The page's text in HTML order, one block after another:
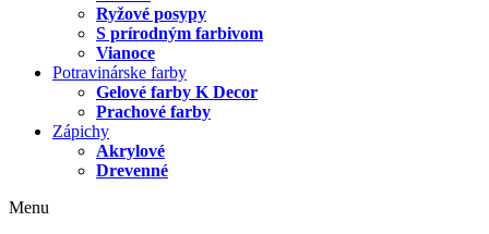
Ryžové posypy
S prírodným farbivom
Vianoce
Potravinárske farby
Gelové farby K Decor
Prachové farby
Zápichy
Akrylové
Drevenné
Menu